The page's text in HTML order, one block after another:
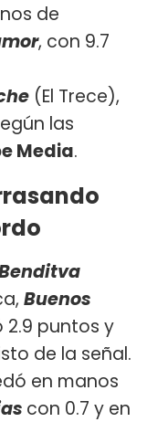
de
, con 9.7
(El Trece),
las
Media.
Buenos
2.9 puntos y
de la señal.
en manos
con 0.7 y en